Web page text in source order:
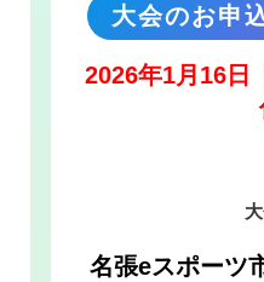
大会のお申
2026年1月16日
名張eスポーツ